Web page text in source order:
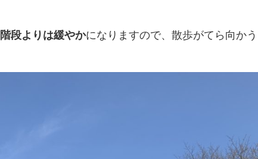
階段よりは緩やかになりますので、散歩がてら向かう